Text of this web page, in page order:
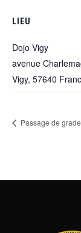
LIEU
Dojo Vigy
avenue
Vigy, 57640
Passage de